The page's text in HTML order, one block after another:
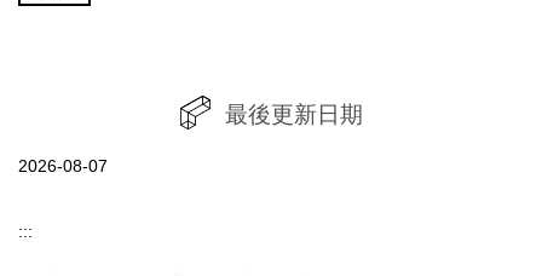
最後更新日期
2026-08-07
:::